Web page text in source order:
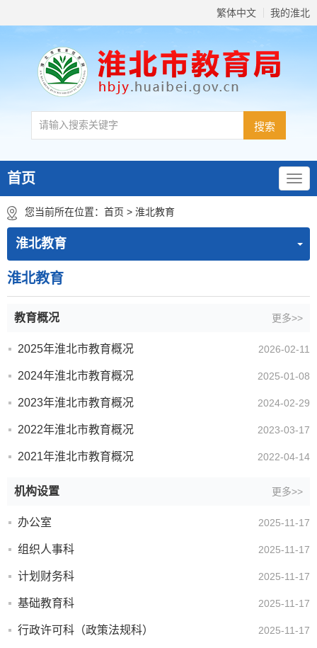
繁体中文 我的淮北
首页
您当前所在位置： 首页 > 淮北教育
淮北教育
淮北教育
教育概况 更多>>
2025年淮北市教育概况 2026-02-11
2024年淮北市教育概况 2025-01-08
2023年淮北市教育概况 2024-02-29
2022年淮北市教育概况 2023-03-17
2021年淮北市教育概况 2022-04-14
机构设置 更多>>
办公室 2025-11-17
组织人事科 2025-11-17
计划财务科 2025-11-17
基础教育科 2025-11-17
行政许可科（政策法规科） 2025-11-17